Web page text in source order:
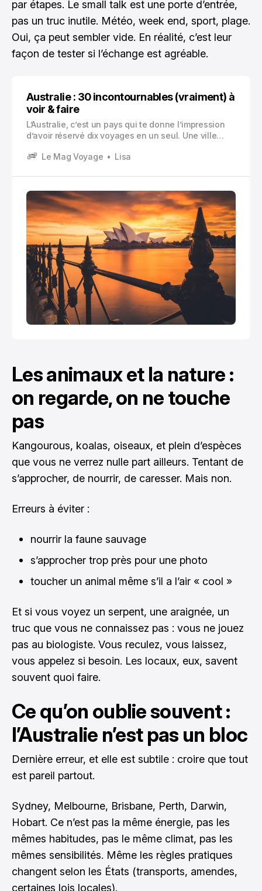
par étapes. Le small talk est une porte d’entrée,
pas un truc inutile. Météo, week end, sport, plage.
Oui, ça peut sembler vide. En réalité, c’est leur
façon de tester si l’échange est agréable.
Australie : 30 incontournables (vraiment) à
voir & faire
L’Australie, c’est un pays qui te donne l’impression
d’avoir réservé dix voyages en un seul. Une ville
humides qui ressemblent à un décor de film, puis
Le Mag Voyage Lisa
Les animaux et la nature :
on regarde, on ne touche
pas
Kangourous, koalas, oiseaux, et plein d’espèces
que vous ne verrez nulle part ailleurs. Tentant de
s’approcher, de nourrir, de caresser. Mais non.
Erreurs à éviter :
nourrir la faune sauvage
s’approcher trop près pour une photo
toucher un animal même s’il a l’air « cool »
Et si vous voyez un serpent, une araignée, un
truc que vous ne connaissez pas : vous ne jouez
pas au biologiste. Vous reculez, vous laissez,
vous appelez si besoin. Les locaux, eux, savent
souvent quoi faire.
Ce qu’on oublie souvent :
l’Australie n’est pas un bloc
Dernière erreur, et elle est subtile : croire que tout
est pareil partout.
Sydney, Melbourne, Brisbane, Perth, Darwin,
Hobart. Ce n’est pas la même énergie, pas les
mêmes habitudes, pas le même climat, pas les
mêmes sensibilités. Même les règles pratiques
changent selon les États (transports, amendes,
certaines lois locales).